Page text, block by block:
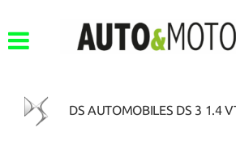
DS AUTOMOBILES DS 3 1.4